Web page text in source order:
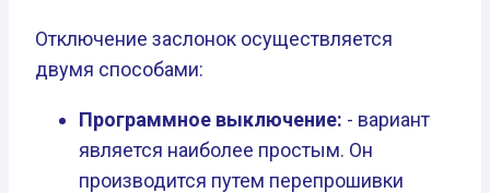
Отключение заслонок осуществляется
двумя способами:
Программное выключение: - вариант
является наиболее простым. Он
производится путем перепрошивки